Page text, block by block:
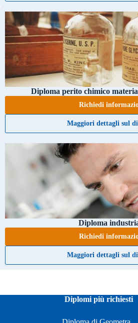
Diploma perito chimico
Richiedi
Maggiori dettagli sul
Diploma
Richiedi
Maggiori dettagli sul
Diplomi più richiesti